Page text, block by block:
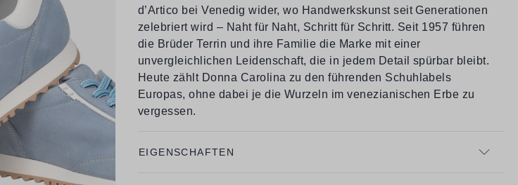
d’Artico bei Venedig wider, wo Handwerkskunst seit Generationen
zelebriert wird – Naht für Naht, Schritt für Schritt. Seit 1957 führen
die Brüder Terrin und ihre Familie die Marke mit einer
unvergleichlichen Leidenschaft, die in jedem Detail spürbar bleibt.
Heute zählt Donna Carolina zu den führenden Schuhlabels
Europas, ohne dabei je die Wurzeln im venezianischen Erbe zu
vergessen.
EIGENSCHAFTEN